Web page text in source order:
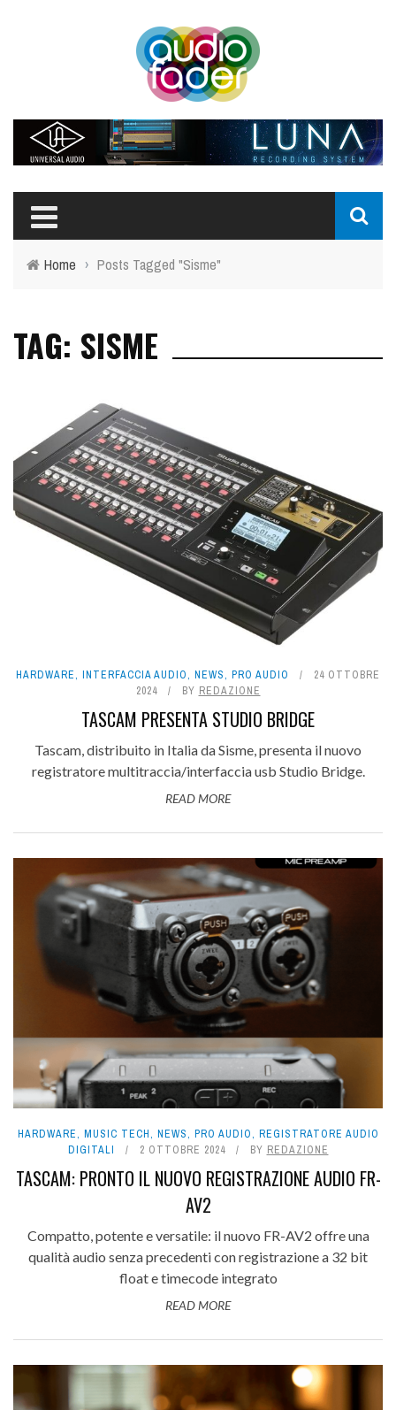
Home › Posts Tagged "Sisme"
TAG: SISME
HARDWARE, INTERFACCIA AUDIO, NEWS, PRO AUDIO
24 OTTOBRE
2024
BY REDAZIONE
TASCAM PRESENTA STUDIO BRIDGE
Tascam, distribuito in Italia da Sisme, presenta il nuovo
registratore multitraccia/interfaccia usb Studio Bridge.
READ MORE
HARDWARE, MUSIC TECH, NEWS, PRO AUDIO, REGISTRATORE AUDIO
DIGITALI
2 OTTOBRE 2024 BY REDAZIONE
TASCAM: PRONTO IL NUOVO REGISTRAZIONE AUDIO FR-
AV2
Compatto, potente e versatile: il nuovo FR-AV2 offre una
qualità audio senza precedenti con registrazione a 32 bit
float e timecode integrato
READ MORE